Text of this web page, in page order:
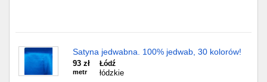
Satyna jedwabna. 100% jedwab, 30 kolorów!
93 zł
metr
Łódź
łódzkie
Częstochowa